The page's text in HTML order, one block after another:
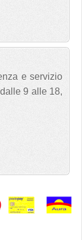
e servizio
9 alle 18,